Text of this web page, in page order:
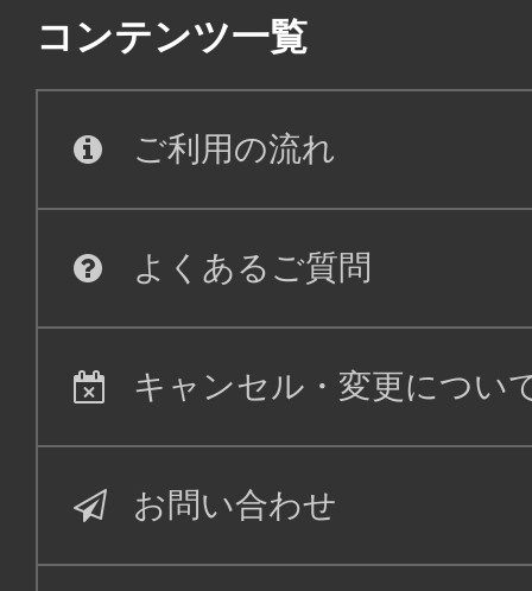
コンテンツ一覧
ご利用の流れ
よくあるご質問
キャンセル・変更につい
お問い合わせ